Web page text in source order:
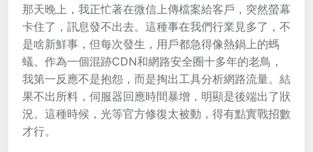
那天晚上，我正忙著在微信上傳檔案給客戶，突然螢幕
卡住了，訊息發不出去。這種事在我們行業見多了，不
是啥新鮮事，但每次發生，用戶都急得像熱鍋上的螞
蟻。作為一個混跡CDN和網路安全圈十多年的老鳥，
我第一反應不是抱怨，而是掏出工具分析網路流量。結
果不出所料，伺服器回應時間暴增，明顯是後端出了狀
況。這種時候，光等官方修復太被動，得有點實戰招數
才行。